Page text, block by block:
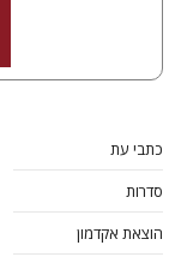
כתבי עת
סדרות
הוצאת אקדמון